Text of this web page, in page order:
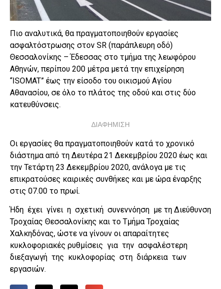
Πιο αναλυτικά, θα πραγματοποιηθούν εργασίες
ασφαλτόστρωσης στον SR (παράπλευρη οδό)
Θεσσαλονίκης – Έδεσσας στο τμήμα της λεωφόρου
Αθηνών, περίπου 200 μέτρα μετά την επιχείρηση
“ISOMAT” έως την είσοδο του οικισμού Αγίου
Αθανασίου, σε όλο το πλάτος της οδού και στις δύο
κατευθύνσεις.
ΔΙΑΦΗΜΙΣΗ
Οι εργασίες θα πραγματοποιηθούν κατά το χρονικό
διάστημα από τη Δευτέρα 21 Δεκεμβρίου 2020 έως και
την Τετάρτη 23 Δεκεμβρίου 2020, ανάλογα με τις
επικρατούσες καιρικές συνθήκες και με ώρα έναρξης
στις 07.00 το πρωί.
Ήδη έχει γίνει η σχετική συνεννόηση με τη Διεύθυνση
Τροχαίας Θεσσαλονίκης και το Τμήμα Τροχαίας
Χαλκηδόνας, ώστε να γίνουν οι απαραίτητες
κυκλοφοριακές ρυθμίσεις για την ασφαλέστερη
διεξαγωγή της κυκλοφορίας στη διάρκεια των
εργασιών.